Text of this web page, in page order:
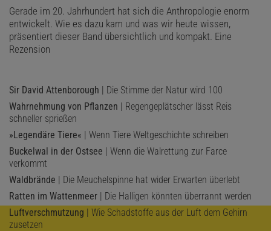
Gerade im 20. Jahrhundert hat sich die Anthropologie enorm
entwickelt. Wie es dazu kam und was wir heute wissen,
präsentiert dieser Band übersichtlich und kompakt. Eine
Rezension
Sir David Attenborough | Die Stimme der Natur wird 100
Wahrnehmung von Pflanzen | Regengeplätscher lässt Reis
schneller sprießen
»Legendäre Tiere« | Wenn Tiere Weltgeschichte schreiben
Buckelwal in der Ostsee | Wenn die Walrettung zur Farce
verkommt
Waldbrände | Die Meuchelspinne hat wider Erwarten überlebt
Ratten im Wattenmeer | Die Halligen könnten überrannt werden
Luftverschmutzung | Wie Schadstoffe aus der Luft dem Gehirn
zusetzen